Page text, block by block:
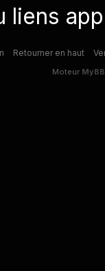
liens
Retourner en haut
Moteur MyBB